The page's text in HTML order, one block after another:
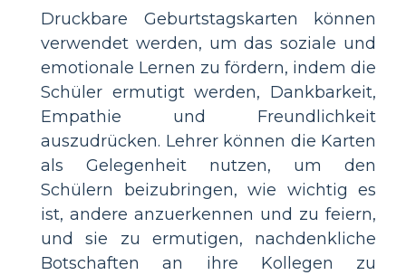
Druckbare Geburtstagskarten können
verwendet werden, um das soziale und
emotionale Lernen zu fördern, indem die
Schüler ermutigt werden, Dankbarkeit,
Empathie und Freundlichkeit
auszudrücken. Lehrer können die Karten
als Gelegenheit nutzen, um den
Schülern beizubringen, wie wichtig es
ist, andere anzuerkennen und zu feiern,
und sie zu ermutigen, nachdenkliche
Botschaften an ihre Kollegen zu